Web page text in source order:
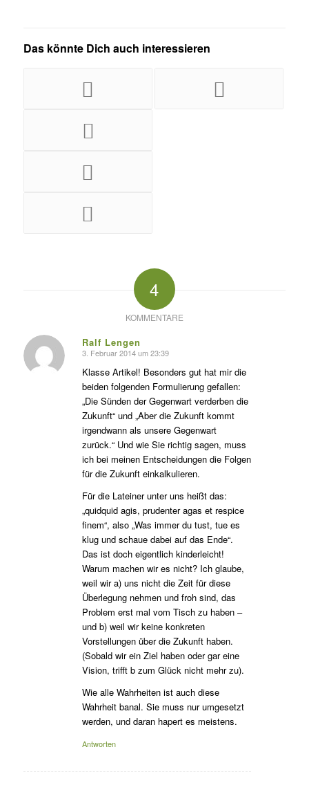
Das könnte Dich auch interessieren
4
KOMMENTARE
Ralf Lengen
s
agte:
3. Februar 2014 um 23:39
Klasse Artikel! Besonders gut hat mir die
beiden folgenden Formulierung gefallen:
„Die Sünden der Gegenwart verderben die
Zukunft“ und „Aber die Zukunft kommt
irgendwann als unsere Gegenwart
zurück.“ Und wie Sie richtig sagen, muss
ich bei meinen Entscheidungen die Folgen
für die Zukunft einkalkulieren.
Für die Lateiner unter uns heißt das:
„quidquid agis, prudenter agas et respice
finem“, also „Was immer du tust, tue es
klug und schaue dabei auf das Ende“.
Das ist doch eigentlich kinderleicht!
Warum machen wir es nicht? Ich glaube,
weil wir a) uns nicht die Zeit für diese
Überlegung nehmen und froh sind, das
Problem erst mal vom Tisch zu haben –
und b) weil wir keine konkreten
Vorstellungen über die Zukunft haben.
(Sobald wir ein Ziel haben oder gar eine
Vision, trifft b zum Glück nicht mehr zu).
Wie alle Wahrheiten ist auch diese
Wahrheit banal. Sie muss nur umgesetzt
werden, und daran hapert es meistens.
Antworten